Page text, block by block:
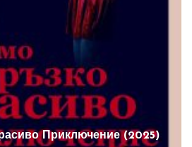
Приключение (2025)